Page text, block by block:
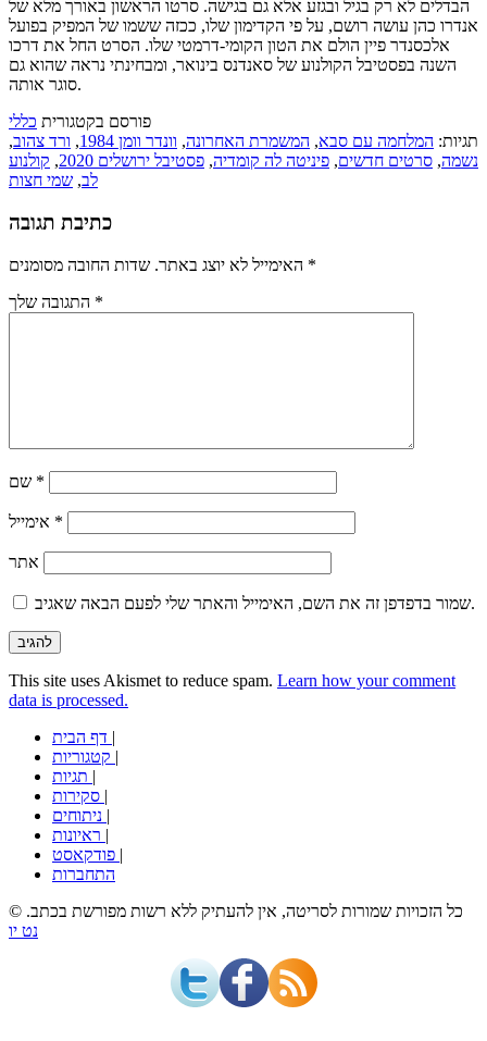
הבדלים לא רק בגיל ובגזע אלא גם בגישה. סרטו הראשון באורך מלא של
אנדרו כהן עושה רושם, על פי הקדימון שלו, ככזה ששמו של המפיק בפועל
אלכסנדר פיין הולם את הטון הקומי-דרמטי שלו. הסרט החל את דרכו
השנה בפסטיבל הקולנוע של סאנדנס בינואר, ומבחינתי נראה שהוא גם
סוגר אותה.
פורסם בקטגורית כללי
תגיות: המלחמה עם סבא, המשמרת האחרונה, וונדר וומן 1984 , ורד צהוב,
נשמה, סרטים חדשים, פיניטה לה קומדיה, פסטיבל ירושלים 2020 , קולנוע
לב, שמי חצות
כתיבת תגובה
האימייל לא יוצג באתר. *
*
*
*
אתר
שמור בדפדפן זה את השם, האימייל והאתר שלי לפעם הבאה שאגיב.
This site uses Akismet to reduce spam. Learn how your comment
data is processed.
|
|
|
|
|
|
|
התחברות
© כל הזכויות שמורות לסריטה, אין להעתיק ללא רשות מפורשת בכתב.
נט יו